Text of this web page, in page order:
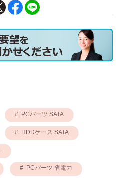
PCパーツ SATA
HDDケース SATA
PCパーツ 省電力